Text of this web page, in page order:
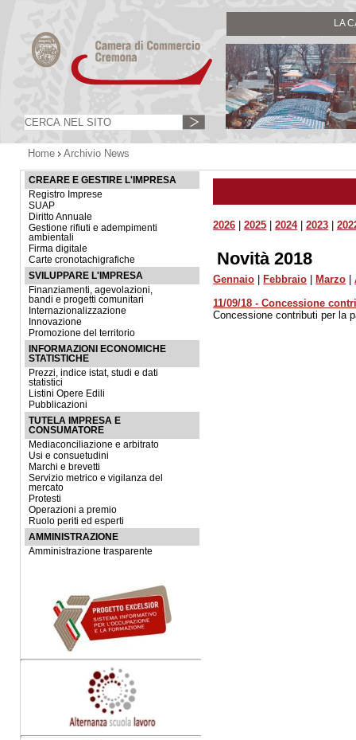
LA
Home Archivio News
CREARE E GESTIRE L'IMPRESA
Registro Imprese
SUAP
Diritto Annuale
Gestione rifiuti e adempimenti
ambientali
Firma digitale
Carte cronotachigrafiche
SVILUPPARE L'IMPRESA
Finanziamenti, agevolazioni,
bandi e progetti comunitari
Internazionalizzazione
Innovazione
Promozione del territorio
INFORMAZIONI ECONOMICHE
STATISTICHE
Prezzi, indice istat, studi e dati
statistici
Listini Opere Edili
Pubblicazioni
TUTELA IMPRESA E
CONSUMATORE
Mediaconciliazione e arbitrato
Usi e consuetudini
Marchi e brevetti
Servizio metrico e vigilanza del
mercato
Protesti
Operazioni a premio
Ruolo periti ed esperti
AMMINISTRAZIONE
Amministrazione trasparente
2026 |2025 |2024|2023 |
Novità 2018
Gennaio Febbraio Marzo |
11/09/18 - Concessione
Concessione contributi per la